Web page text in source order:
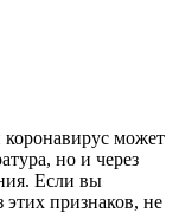
может
но и через
Если вы
этих признаков, не